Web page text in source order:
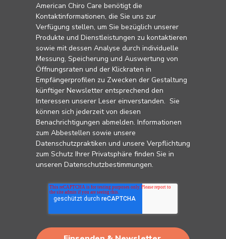
American Chiro Care benötigt die
Kontaktinformationen, die Sie uns zur
Verfügung stellen, um Sie bezüglich unserer
Produkte und Dienstleistungen zu kontaktieren
sowie mit dessen Analyse durch individuelle
Messung, Speicherung und Auswertung von
Öffnungsraten und der Klickraten in
Empfängerprofilen zu Zwecken der Gestaltung
künftiger Newsletter entsprechend den
Interessen unserer Leser einverstanden. Sie
können sich jederzeit von diesen
Benachrichtigungen abmelden. Informationen
zum Abbestellen sowie unsere
Datenschutzpraktiken und unsere Verpflichtung
zum Schutz Ihrer Privatsphäre finden Sie in
unseren Datenschutzbestimmungen.